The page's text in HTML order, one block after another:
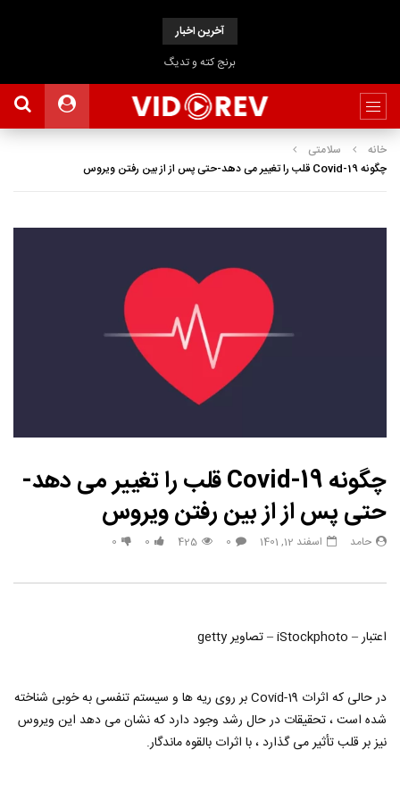
آخرین اخبار
برنج کته و تدیگ
خانه
سلامتی
چگونه Covid-19 قلب را تغییر می دهد-حتی پس از از بین رفتن ویروس
چگونه Covid-19 قلب را تغییر می دهد-
حتی پس از از بین رفتن ویروس
حامد اسفند 12, 1401 0
425
0
0
اعتبار – iStockphoto – تصاویر getty
در حالی که اثرات Covid-19 بر روی ریه ها و سیستم تنفسی به خوبی شناخته
شده است ، تحقیقات در حال رشد وجود دارد که نشان می دهد این ویروس
نیز بر قلب تأثیر می گذارد ، با اثرات بالقوه ماندگار.